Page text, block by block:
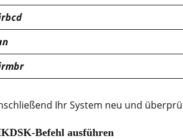
Ihr System neu und
Befehl ausführen